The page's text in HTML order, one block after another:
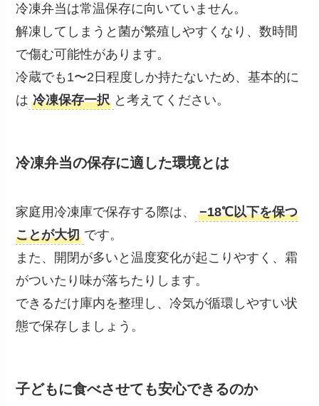
冷凍弁当は常温保存に向いていません。
解凍してしまうと菌が繁殖しやすくなり、数時間
で傷む可能性があります。
冷蔵でも1〜2日程度しか持たないため、基本的に
は 冷凍保存一択 と考えてください。
冷凍弁当の保存に適した環境とは
家庭用冷凍庫で保存する際は、
−18℃以下を保つ
ことが大切 です。
また、開閉が多いと温度変化が起こりやすく、霜
がついたり味が落ちたりします。
できるだけ庫内を整理し、冷気が循環しやすい状
態で保存しましょう。
子どもに食べさせても安心できるのか